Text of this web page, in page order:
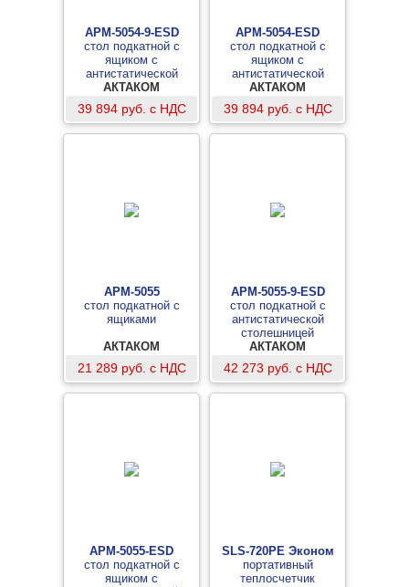
АРМ-5054-9-ESD
cтол подкатной с
ящиком с
антистатической
столешницей
АКТАКОМ
39 894 руб. с НДС
АРМ-5054-ESD
стол подкатной с
ящиком с
антистатической
столешницей
АКТАКОМ
39 894 руб. с НДС
АРМ-5055
стол подкатной с
ящиками
АКТАКОМ
21 289 руб. с НДС
АРМ-5055-9-ESD
стол подкатной с
антистатической
столешницей
АКТАКОМ
42 273 руб. с НДС
АРМ-5055-ESD
стол подкатной с
ящиком с
SLS-720PE Эконом
портативный
теплосчетчик